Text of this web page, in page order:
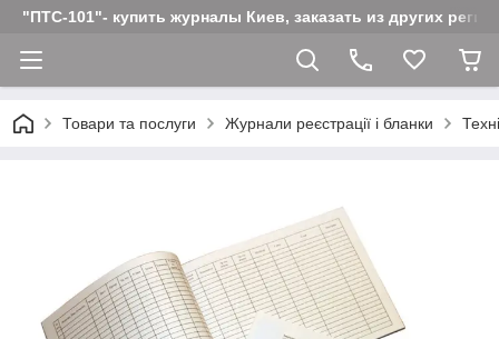
"ПТС-101"- купить журналы Киев, заказать из других
Товари та послуги Журнали реєстрації і бланки